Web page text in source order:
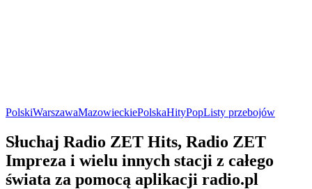
PolskiWarszawaMazowieckiePolskaHityPopListy przebojów
Słuchaj Radio ZET Hits, Radio ZET
Impreza i wielu innych stacji z całego
świata za pomocą aplikacji radio.pl